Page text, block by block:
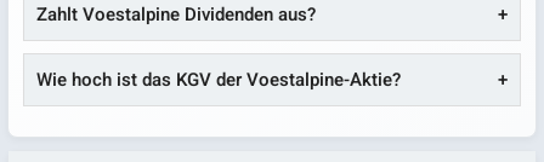
Zahlt Voestalpine Dividenden aus?
Wie hoch ist das KGV der Voestalpine-Aktie?